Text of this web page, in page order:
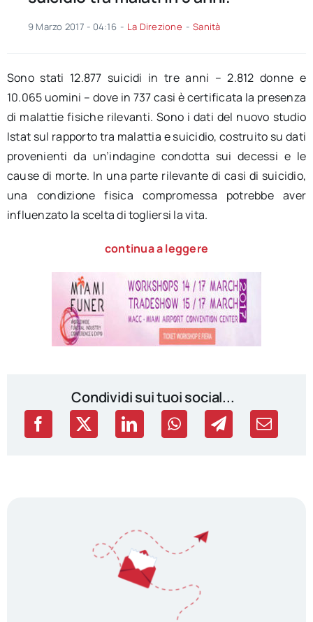
9 Marzo 2017 - 04:16 - La Direzione - Sanità
Sono stati 12.877 suicidi in tre anni – 2.812 donne e
10.065 uomini – dove in 737 casi è certificata la presenza
di malattie fisiche rilevanti. Sono i dati del nuovo studio
Istat sul rapporto tra malattia e suicidio, costruito su dati
provenienti da un’indagine condotta sui decessi e le
cause di morte. In una parte rilevante di casi di suicidio,
una condizione fisica compromessa potrebbe aver
influenzato la scelta di togliersi la vita.
continua a leggere
Condividi sui tuoi social...